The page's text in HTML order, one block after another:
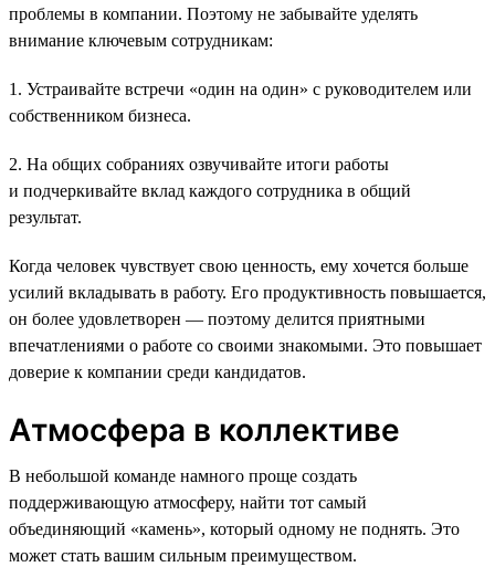
проблемы в компании. Поэтому не забывайте уделять
внимание ключевым сотрудникам:
1. Устраивайте встречи «один на один» с руководителем или
собственником бизнеса.
2. На общих собраниях озвучивайте итоги работы
и подчеркивайте вклад каждого сотрудника в общий
результат.
Когда человек чувствует свою ценность, ему хочется больше
усилий вкладывать в работу. Его продуктивность повышается,
он более удовлетворен — поэтому делится приятными
впечатлениями о работе со своими знакомыми. Это повышает
доверие к компании среди кандидатов.
Атмосфера в коллективе
В небольшой команде намного проще создать
поддерживающую атмосферу, найти тот самый
объединяющий «камень», который одному не поднять. Это
может стать вашим сильным преимуществом.